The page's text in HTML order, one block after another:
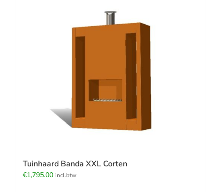
Tuinhaard Banda XXL Corten
€1,795.00 incl.btw